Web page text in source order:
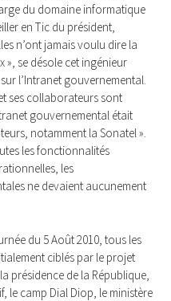
du domaine informatique
en Tic du président,
n’ont jamais voulu dire la
», se désole cet ingénieur
l’Intranet gouvernemental.
ses collaborateurs sont
gouvernemental était
notamment la Sonatel ».
les fonctionnalités
les
ne devaient aucunement
du 5 Août 2010, tous les
ciblés par le projet
présidence de la République,
le camp Dial Diop, le ministère